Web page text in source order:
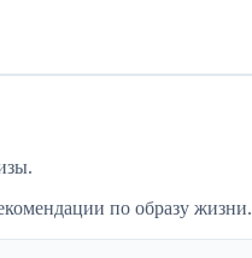
по образу жизни.